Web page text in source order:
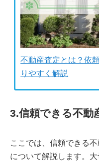
不動産査定とは？依
りやすく解説
3.信頼できる不動
ここでは、信頼できる
について解説します。